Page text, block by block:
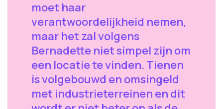
moet haar
verantwoordelijkheid nemen,
maar het zal volgens
Bernadette niet simpel zijn om
een locatie te vinden. Tienen
is volgebouwd en omsingeld
met industrieterreinen en dit